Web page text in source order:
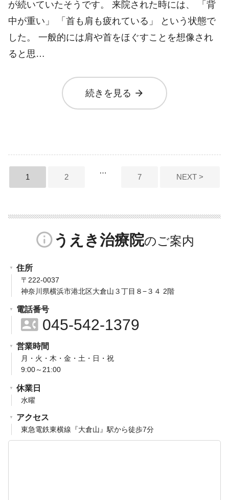
が続いていたそうです。 来院された時には、 「背
中が重い」 「首も肩も疲れている」 という状態で
した。 一般的には肩や首をほぐすことを想像され
ると思…
続きを見る arrow_forward
投
ペ
ジ
り
1 2
…
7 NEXT >
info_outlineうえき治療院
住所
〒222-0037
神奈川県横浜市港北区大倉山３丁目８−３４ 2階
電話番号
contact_phone 045-542-1379
営業時間
月・火・木・金・土・日・祝
9:00～21:00
休業日
水曜
アクセス
東急電鉄東横線『大倉山』駅から徒歩7分